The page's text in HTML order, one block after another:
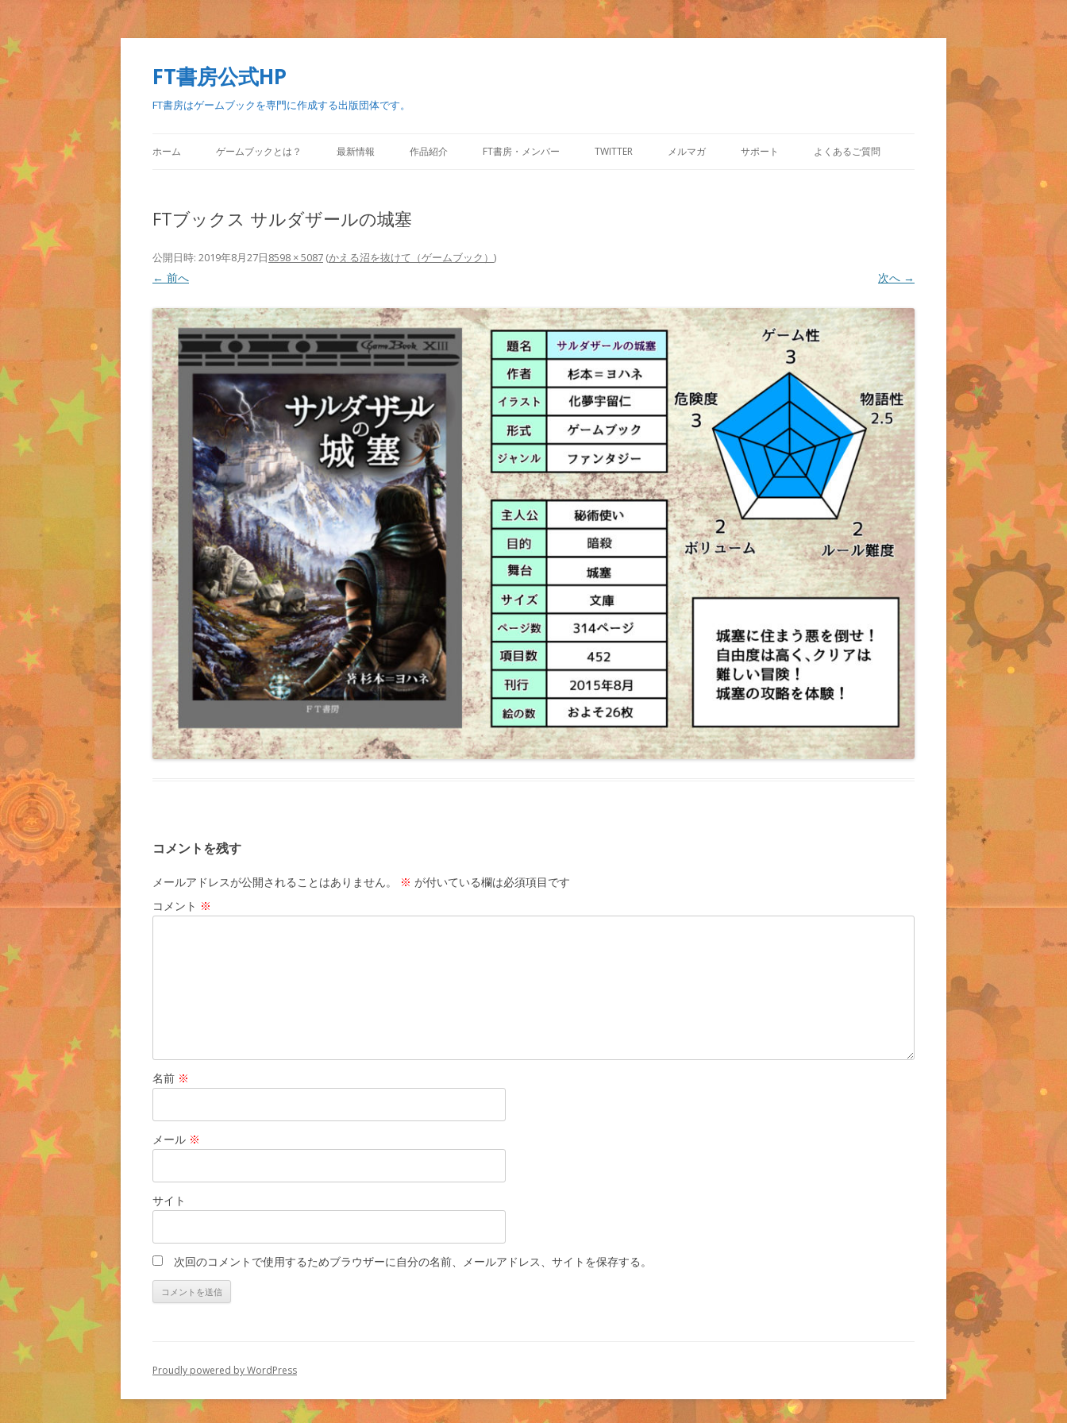
FT書房公式HP
FT書房はゲームブックを専門に作成する出版団体です。
ン
テ
ホーム ゲームブックとは？ 最新情報 作品紹介 FT書房・メンバー TWITTER メルマガ サポート よくあるご質問
FTブックス サルダザールの城塞
公開日時: 2019年8月27日8598 × 5087 (かえる沼を抜けて（ゲームブック） )
← 前へ 次へ →
コメントを残す
メールアドレスが公開されることはありません。 ※ が付いている欄は必須項目です
コメント ※
名前 ※
メール ※
サイト
次回のコメントで使用するためブラウザーに自分の名前、メールアドレス、サイトを保存する。
Proudly powered by WordPress